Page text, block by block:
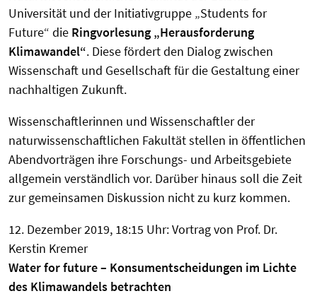
Universität und der Initiativgruppe „Students for
Future“ die Ringvorlesung „Herausforderung
Klimawandel“. Diese fördert den Dialog zwischen
Wissenschaft und Gesellschaft für die Gestaltung einer
nachhaltigen Zukunft.
Wissenschaftlerinnen und Wissenschaftler der
naturwissenschaftlichen Fakultät stellen in öffentlichen
Abendvorträgen ihre Forschungs- und Arbeitsgebiete
allgemein verständlich vor. Darüber hinaus soll die Zeit
zur gemeinsamen Diskussion nicht zu kurz kommen.
12. Dezember 2019, 18:15 Uhr: Vortrag von Prof. Dr.
Kerstin Kremer
Water for future – Konsumentscheidungen im Lichte
des Klimawandels betrachten